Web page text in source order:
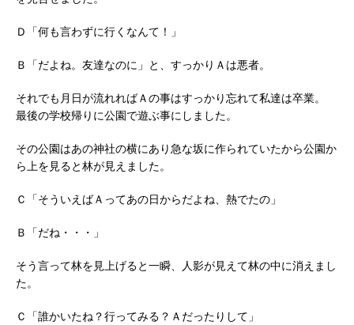
Ｄ「何も言わずに行くなんて！」
Ｂ「だよね。友達なのに」と、すっかりＡは悪者。
それでも月日が流れればＡの事はすっかり忘れて私達は卒業。
最後の学校帰りに公園で遊ぶ事にしました。
その公園はあの神社の横にあり急な坂に作られていたから公園か
ら上を見ると林が見えました。
Ｃ「そういえばＡってあの日からだよね、熱でたの」
Ｂ「だね・・・」
そう言って林を見上げると一瞬、人影が見えて林の中に消えまし
た。
Ｃ「誰かいたね？行ってみる？Ａだったりして」